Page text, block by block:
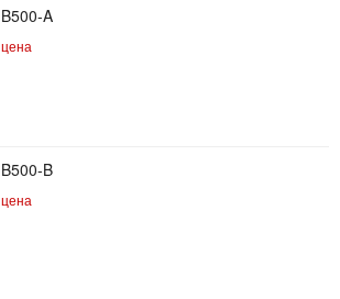
B500-A
цена
B500-B
цена